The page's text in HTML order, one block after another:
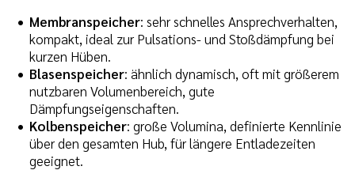
Membranspeicher: sehr schnelles Ansprechverhalten,
kompakt, ideal zur Pulsations- und Stoßdämpfung bei
kurzen Hüben.
Blasenspeicher: ähnlich dynamisch, oft mit größerem
nutzbaren Volumenbereich, gute
Dämpfungseigenschaften.
Kolbenspeicher: große Volumina, definierte Kennlinie
über den gesamten Hub, für längere Entladezeiten
geeignet.